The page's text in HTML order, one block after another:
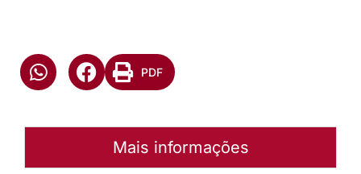
PDF
Mais informações